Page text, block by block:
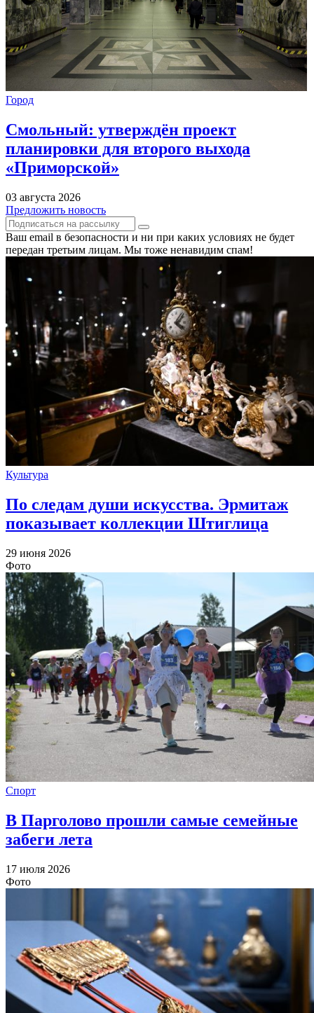
Город
Смольный: утверждён проект
планировки для второго выхода
«Приморской»
03 августа 2026
Предложить новость
Ваш email в безопасности и ни при каких условиях не будет
передан третьим лицам. Мы тоже ненавидим спам!
Культура
По следам души искусства. Эрмитаж
показывает коллекции Штиглица
29 июня 2026
Фото
Спорт
В Парголово прошли самые семейные
забеги лета
17 июля 2026
Фото